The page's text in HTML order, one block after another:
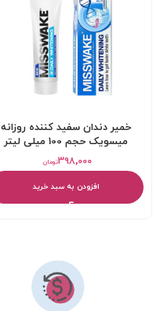
خمیر دندان سفید کننده روزانه
میسویک حجم 100 میلی لیتر
تومان۳۹۸,۰۰۰
افزودن به سبد خرید